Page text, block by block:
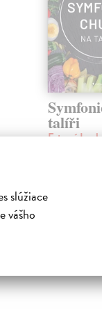
slúžiace
vášho
talíři
Fotrová
lahodné,
Zasielame